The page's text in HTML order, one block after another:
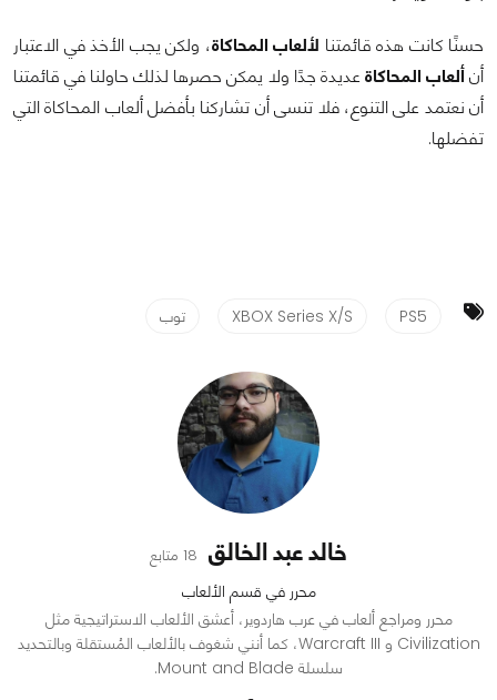
حسنًا كانت هذه قائمتنا لألعاب المحاكاة، ولكن يجب الأخذ في الاعتبار
أنألعاب المحاكاةعديدة جدًا ولا يمكن حصرها لذلك حاولنا في قائمتنا
أن نعتمد على التنوع، فلا تنسى أن تشاركنا بأفضل ألعاب المحاكاة التي
تفضلها.
PS5
XBOX Series X/S توب
خالد عبد الخالق 18 متابع
محرر في قسم الألعاب
محرر ومراجع ألعاب في عرب هاردوير، أعشق الألعاب الاستراتيجية مثل
Civilization و Warcraft III، كما أنني شغوف بالألعاب المُستقلة وبالتحديد
سلسلة Mount and Blade.